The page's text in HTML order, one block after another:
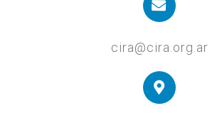
cira@cira.org.ar